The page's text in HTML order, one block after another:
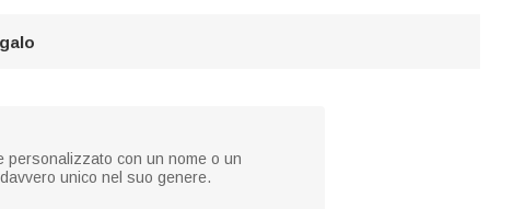
personalizzato con un nome o un
unico nel suo genere.